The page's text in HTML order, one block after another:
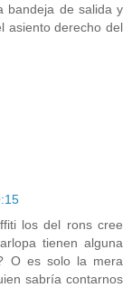
bandeja de salida y
asiento derecho del
los del rons cree
tienen alguna
O es solo la mera
sabría contarnos